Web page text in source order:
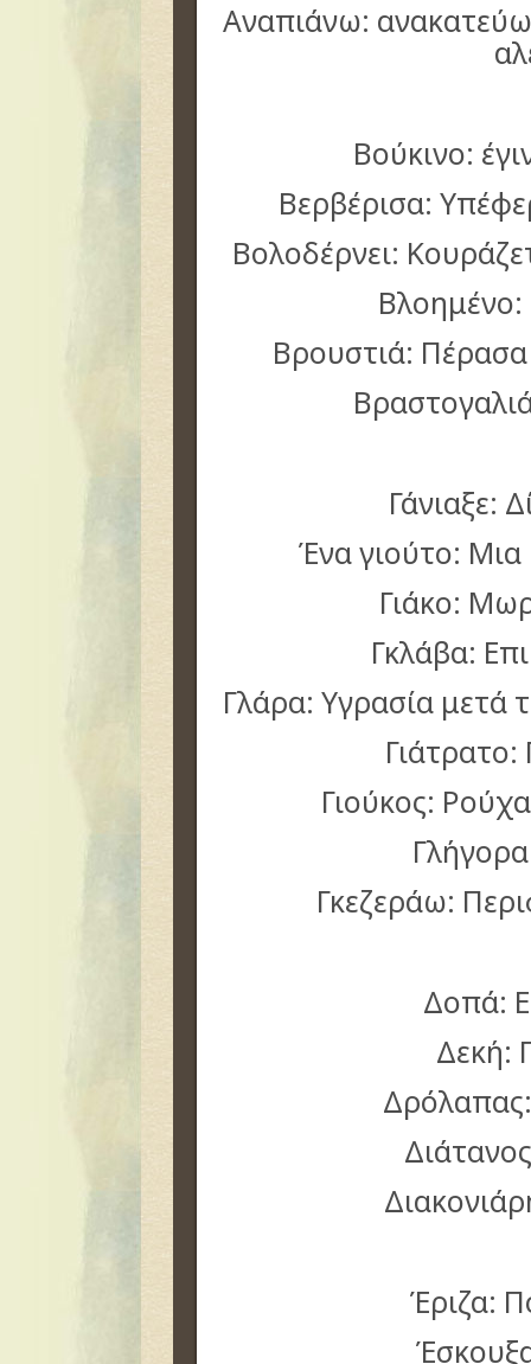
Αναπιάνω:
Βούκινο:
Βερβέρισα:
Βολοδέρνει:
Βρουστιά:
Γάνιαξε:
Ένα γιούτο: Μια
Γιάκο:
Γκλάβα:
Γλάρα: Υγρασία μετά
Γιάτρατο:
Γιούκος:
Γκεζεράω:
Δοπά:
Δεκή:
Έριζα: